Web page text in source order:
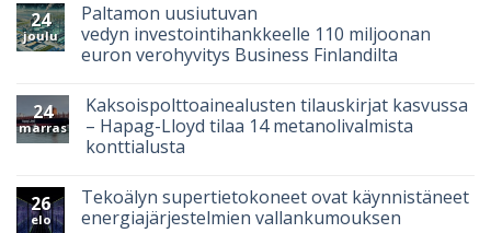
24
joulu
Paltamon uusiutuvan
vedyn investointihankkeelle 110 miljoonan
euron verohyvitys Business Finlandilta
24
marras
Kaksoispolttoainealusten tilauskirjat kasvussa
– Hapag-Lloyd tilaa 14 metanolivalmista
konttialusta
26
elo
Tekoälyn supertietokoneet ovat käynnistäneet
energiajärjestelmien vallankumouksen